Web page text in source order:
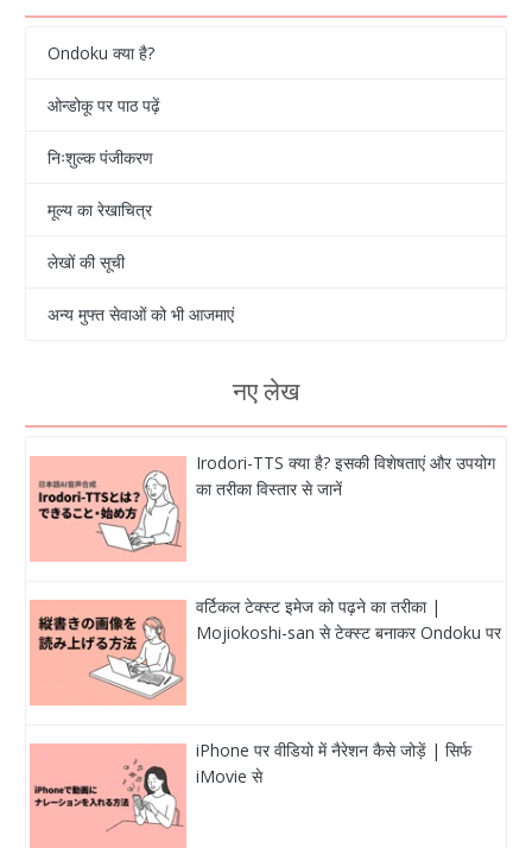
Ondoku क्या है?
ओन्डोकू पर पाठ पढ़ें
निःशुल्क पंजीकरण
मूल्य का रेखाचित्र
लेखों की सूची
अन्य मुफ्त सेवाओं को भी आजमाएं
नए लेख
Irodori-TTS क्या है? इसकी विशेषताएं और उपयोग
का तरीका विस्तार से जानें
वर्टिकल टेक्स्ट इमेज को पढ़ने का तरीका |
Mojiokoshi-san से टेक्स्ट बनाकर Ondoku पर
iPhone पर वीडियो में नैरेशन कैसे जोड़ें | सिर्फ
iMovie से